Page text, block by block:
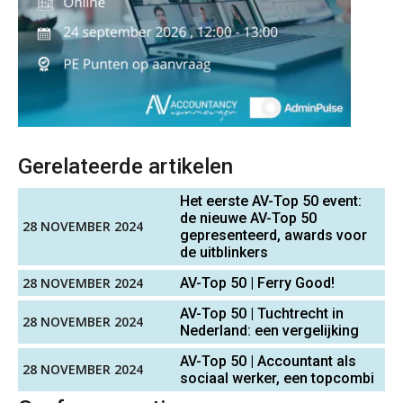
Gerelateerde artikelen
28 NOVEMBER 2024
Het eerste AV-Top 50 event:
de nieuwe AV-Top 50
gepresenteerd, awards voor
de uitblinkers
28 NOVEMBER 2024
AV-Top 50 | Ferry Good!
28 NOVEMBER 2024
AV-Top 50 | Tuchtrecht in
Nederland: een vergelijking
28 NOVEMBER 2024
AV-Top 50 | Accountant als
sociaal werker, een topcombi
ICT & AI | Data als fundament voor
innovatie
Microsoft Copilot gebruiken? Zorg
dat je eerst SharePoint op orde hebt
Terug naar het ambacht
Cyberbeveiligingswet definitief: dit
moet je accountantskantoor vóór 15
augustus geregeld hebben
Waarom SharePoint en Copilot je de
inzichten op klantdossiers schuldig
blijven
“Waarom CRM in de accountancy
vaak meer ruis dan overzicht brengt”
ICT & AI | “Accountancywerk
verandert sneller dan de meeste
kantoren beseffen”
Assistent Accountant / Relatiemanager, Elysee
Accountants
PIA Group
KNAV
Accountant Agri & Food – Gorinchem
Eindverantwoordelijk Accountant Samenstel (RA
of AA)
PIA Group